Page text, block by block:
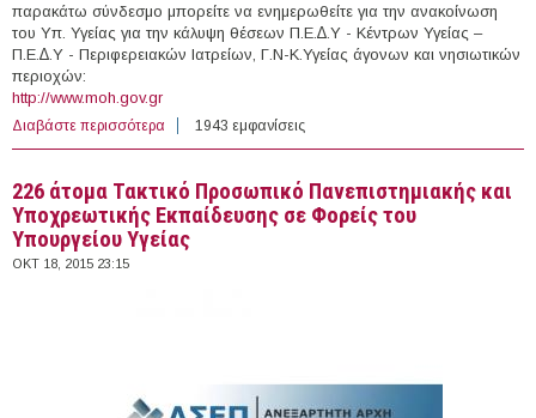
παρακάτω σύνδεσμο μπορείτε να ενημερωθείτε για την ανακοίνωση
του Υπ. Υγείας για την κάλυψη θέσεων Π.Ε.∆.Υ - Κέντρων Υγείας –
Π.Ε.∆.Υ - Περιφερειακών Ιατρείων, Γ.Ν-Κ.Υγείας άγονων και νησιωτικών
περιοχών:
http://www.moh.gov.gr
Διαβάστε περισσότερα για Πρόσκληση ενδιαφέροντος για την κάλυψη των
κενών θέσεων στα Π.Ε.∆.Υ - Κέντρα Υγείας, Π.Ε.∆.Υ -
Υγείας άγονων και νησιωτικών περιοχών
1943 εμφανίσεις
226 άτομα Τακτικό Προσωπικό Πανεπιστημιακής και
Υποχρεωτικής Εκπαίδευσης σε Φορείς του
Υπουργείου Υγείας
ΟΚΤ 18, 2015 23:15